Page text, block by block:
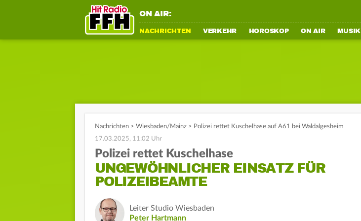
ON AIR:
NACHRICHTEN VERKEHR HOROSKOP ON AIR MUSIK
Nachrichten > Wiesbaden/Mainz > Polizei rettet Kuschelhase auf A61 bei Waldalgesheim
17.03.2025, 11:02 Uhr
Polizei rettet Kuschelhase
UNGEWÖHNLICHER EINSATZ FÜR
POLIZEIBEAMTE
Leiter Studio Wiesbaden
Peter Hartmann